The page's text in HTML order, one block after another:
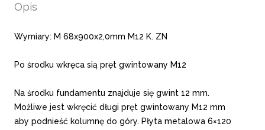
Opis
Wymiary: M 68x900x2,0mm M12 K. ZN
Po środku wkręca sią pręt gwintowany M12
Na środku fundamentu znajduje się gwint 12 mm.
Możliwe jest wkręcić długi pręt gwintowany M12 mm
aby podnieść kolumnę do góry. Płyta metalowa 6×120